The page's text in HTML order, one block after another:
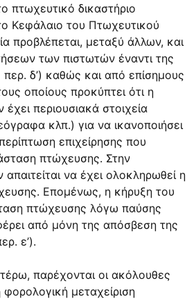
πτωχευτικό δικαστήριο
Κεφάλαιο του Πτωχευτικού
προβλέπεται, μεταξύ άλλων, και
των πιστωτών έναντι της
περ. δ’) καθώς και από επίσημους
οποίους προκύπτει ότι η
έχει περιουσιακά στοιχεία
κλπ.) για να ικανοποιήσει
επιχείρησης που
πτώχευσης. Στην
να έχει ολοκληρωθεί η
Επομένως, η κήρυξη του
πτώχευσης λόγω παύσης
από μόνη της απόσβεση της
ε’).
παρέχονται οι ακόλουθες
μεταχείριση